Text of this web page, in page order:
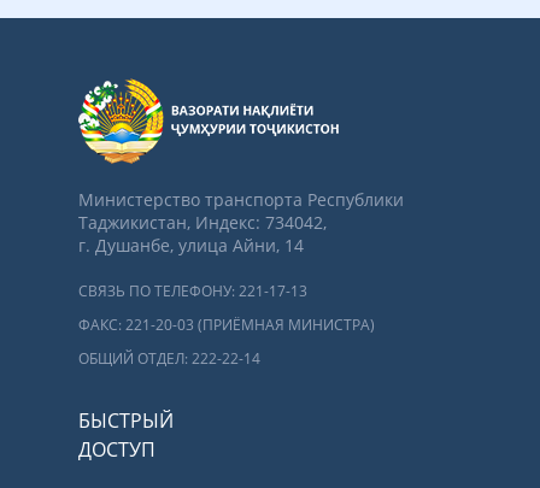
Министерство транспорта Республики
Таджикистан, Индекс: 734042,
г. Душанбе, улица Айни, 14
СВЯЗЬ ПО ТЕЛЕФОНУ: 221-17-13
ФАКС: 221-20-03 (ПРИЁМНАЯ МИНИСТРА)
ОБЩИЙ ОТДЕЛ: 222-22-14
БЫСТРЫЙ
ДОСТУП